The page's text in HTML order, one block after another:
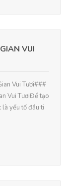
VUI
Vui Tươi###
Vui TươiĐể tạo
là yếu tố đầu ti